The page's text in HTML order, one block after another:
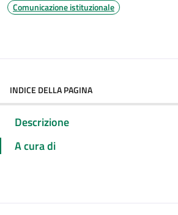
Comunicazione istituzionale
INDICE DELLA PAGINA
Descrizione
A cura di